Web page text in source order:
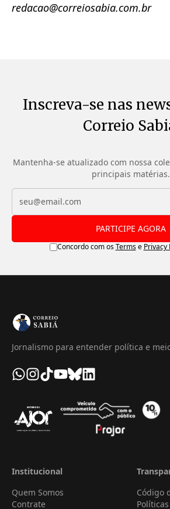
ClaimReview API
Sistema colaborativo que utiliza
identificar e verificar rumores
Deepware Scanner
Detector de deepfakes que utiliza
analisar vídeos e identificar
manipulações faciais.
Earthcam
First Draft Verification
verificação de informações,
conteúdo.
Forensically
Ferramenta online para análise
imagens, que ajuda a detectar
FotoForensics
Site que oferece análise forense
redacao@correiosabia.com.br
Inscreva-se nas
Correio
Mantenha-se atualizado com nossa
principais matérias.
PARTICIPE AGORA
Concordo com osTermse Privacy
Jornalismo para entender política e
Institucional
Quem Somos
Contrate
Código